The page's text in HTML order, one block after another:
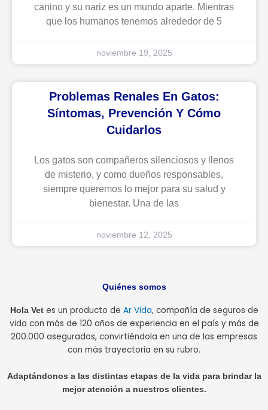
canino y su nariz es un mundo aparte. Mientras
que los humanos tenemos alrededor de 5
noviembre 19, 2025
Problemas Renales En Gatos:
Síntomas, Prevención Y Cómo
Cuidarlos
Los gatos son compañeros silenciosos y llenos
de misterio, y como dueños responsables,
siempre queremos lo mejor para su salud y
bienestar. Una de las
noviembre 12, 2025
Quiénes somos
Hola Vet es un producto de Ar Vida, compañía de seguros de
vida con más de 120 años de experiencia en el país y más de
200.000 asegurados, convirtiéndola en una de las empresas
con más trayectoria en su rubro.
Adaptándonos a las distintas etapas de la vida para brindar la
mejor atención a nuestros clientes.